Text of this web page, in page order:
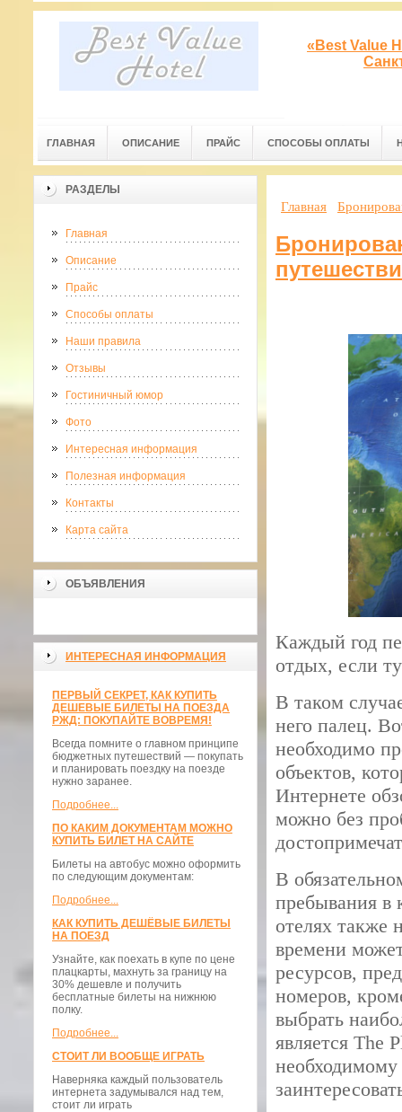
«Best Value
ГЛАВНАЯ ОПИСАНИЕ ПРАЙС СПОСОБЫ ОПЛАТЫ
РАЗДЕЛЫ
Главная
Описание
Прайс
Способы оплаты
Наши правила
Отзывы
Гостиничный юмор
Фото
Интересная информация
Полезная информация
Контакты
Карта сайта
ОБЪЯВЛЕНИЯ
ИНТЕРЕСНАЯ ИНФОРМАЦИЯ
ПЕРВЫЙ СЕКРЕТ, КАК КУПИТЬ
ДЕШЕВЫЕ БИЛЕТЫ НА ПОЕЗДА
РЖД: ПОКУПАЙТЕ ВОВРЕМЯ!
Всегда помните о главном принципе
бюджетных путешествий — покупать
и планировать поездку на поезде
нужно заранее.
Подробнее...
ПО КАКИМ ДОКУМЕНТАМ МОЖНО
КУПИТЬ БИЛЕТ НА САЙТЕ
Билеты на автобус можно оформить
по следующим документам:
Подробнее...
КАК КУПИТЬ ДЕШЁВЫЕ БИЛЕТЫ
НА ПОЕЗД
Узнайте, как поехать в купе по цене
плацкарты, махнуть за границу на
30% дешевле и получить
бесплатные билеты на нижнюю
полку.
Подробнее...
СТОИТ ЛИ ВООБЩЕ ИГРАТЬ
Наверняка каждый пользователь
интернета задумывался над тем,
стоит ли играть
Главная
Каждый год
отдых, если
В таком
него палец.
необходимо
объектов,
Интернете
можно без
В
пребывания в
отелях также
времени
ресурсов,
номеров,
выбрать
является The